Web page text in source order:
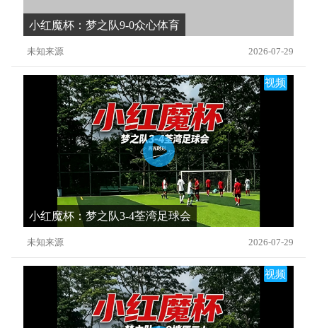
小红魔杯：梦之队9-0众心体育
未知来源 2026-07-29
视频
小红魔杯：梦之队3-4荃湾足球会
未知来源 2026-07-29
视频